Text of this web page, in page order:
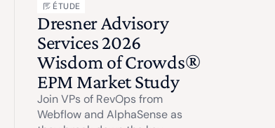
ÉTUDE
Dresner Advisory
Services 2026
Wisdom of Crowds®
EPM Market Study
Join VPs of RevOps from
Webflow and AlphaSense as